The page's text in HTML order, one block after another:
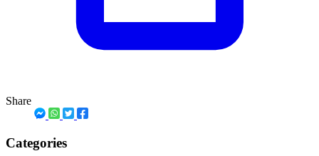
Share
Categories